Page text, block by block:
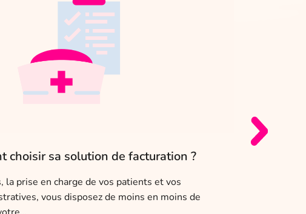
choisir sa solution de facturation ?
la prise en charge de vos patients et vos
vous disposez de moins en moins de